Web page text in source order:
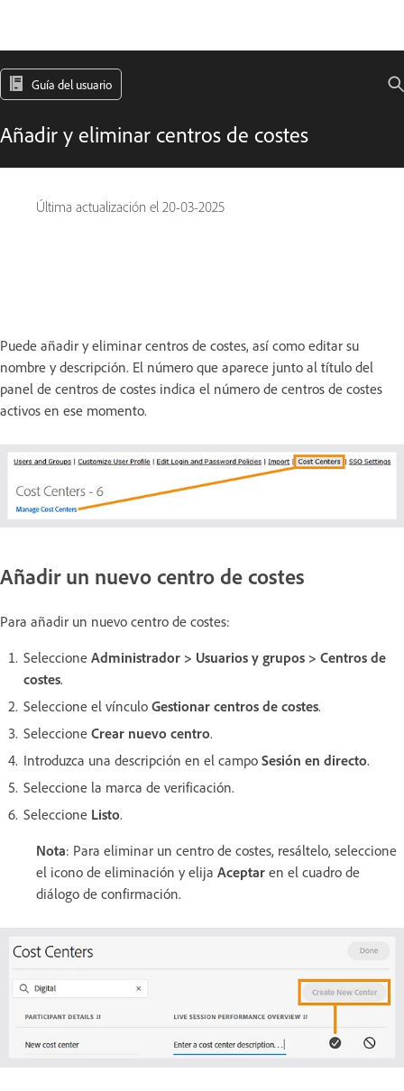
Guía del usuario
Añadir y eliminar centros de costes
Última actualización el 20-03-2025
Puede añadir y eliminar centros de costes, así como editar su
nombre y descripción. El número que aparece junto al título del
panel de centros de costes indica el número de centros de costes
activos en ese momento.
Añadir un nuevo centro de costes
Para añadir un nuevo centro de costes:
Seleccione Administrador > Usuarios y grupos > Centros de
costes.
Seleccione el vínculo Gestionar centros de costes.
Seleccione Crear nuevo centro.
Introduzca una descripción en el campo Sesión en directo.
Seleccione la marca de verificación.
Seleccione Listo.
Nota: Para eliminar un centro de costes, resáltelo, seleccione
el icono de eliminación y elija Aceptar en el cuadro de
diálogo de confirmación.